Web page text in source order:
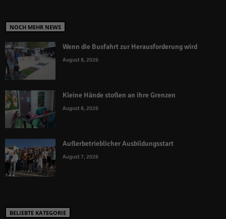
NOCH MEHR NEWS
Wenn die Busfahrt zur Herausforderung wird
August 8, 2026
Kleine Hände stoßen an ihre Grenzen
August 8, 2026
Außerbetrieblicher Ausbildungsstart
August 7, 2026
BELIEBTE KATEGORIE